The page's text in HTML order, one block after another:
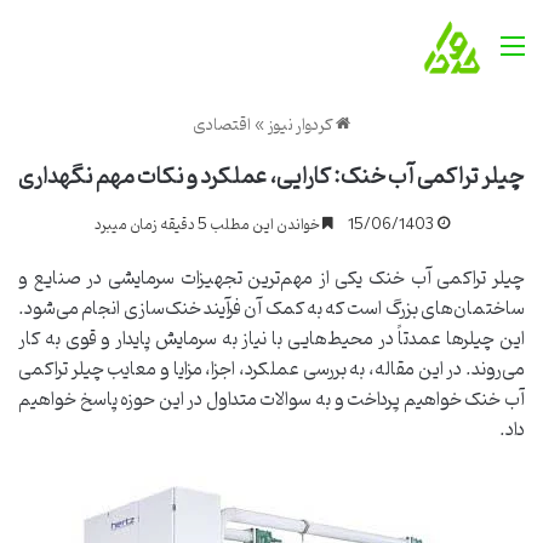
منو
کردوار نیوز»اقتصادی
چیلر تراکمی آب خنک: کارایی، عملکرد و نکات مهم نگهداری
15/06/1403 خواندن این مطلب 5 دقیقه زمان میبرد
چیلر تراکمی آب خنک یکی از مهم‌ترین تجهیزات سرمایشی در صنایع و
ساختمان‌های بزرگ است که به کمک آن فرآیند خنک‌سازی انجام می‌شود.
این چیلرها عمدتاً در محیط‌هایی با نیاز به سرمایش پایدار و قوی به کار
می‌روند. در این مقاله، به بررسی عملکرد، اجزا، مزایا و معایب چیلر تراکمی
آب خنک خواهیم پرداخت و به سوالات متداول در این حوزه پاسخ خواهیم
داد.